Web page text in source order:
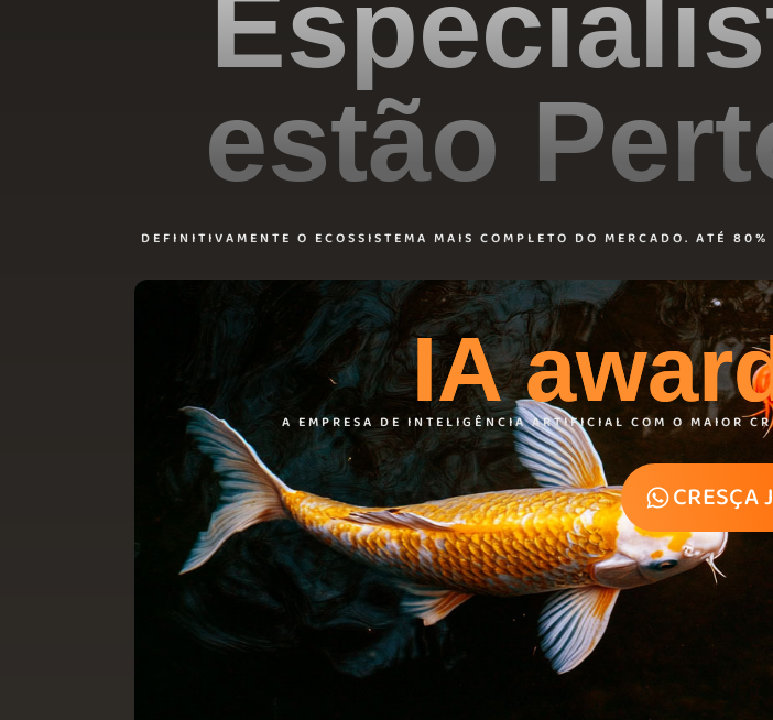
estão
DEFINITIVAMENTE O ECOSSISTEMA MAIS COMPLETO DO MERCADO. ATÉ
IA
A EMPRESA DE INTELIGÊNCIA ARTIFICIAL COM O MAIOR
CRESÇA